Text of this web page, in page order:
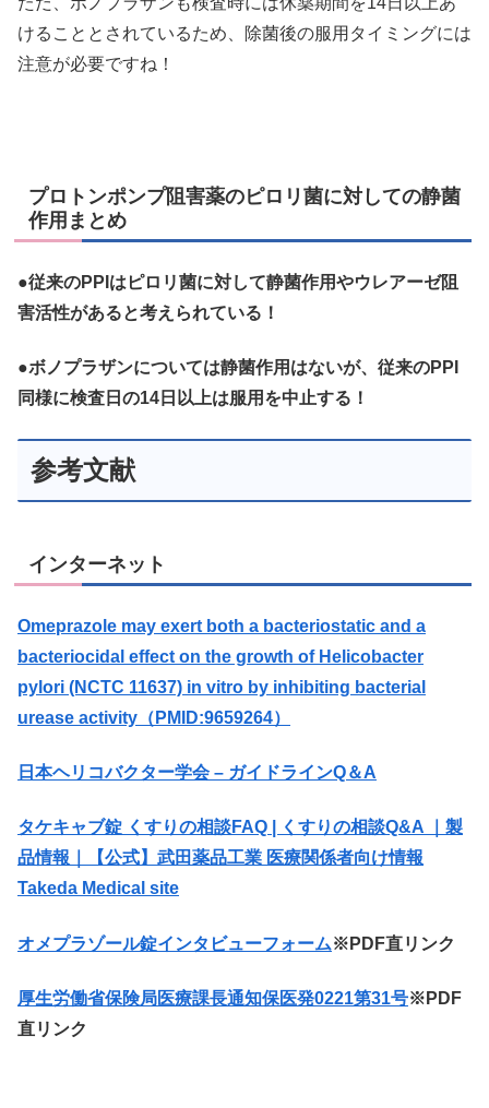
けることとされているため、除菌後の服用タイミングには
注意が必要ですね！
プロトンポンプ阻害薬のピロリ菌に対しての静菌
作用まとめ
●従来のPPIはピロリ菌に対して静菌作用やウレアーゼ阻
害活性があると考えられている！
●ボノプラザンについては静菌作用はないが、従来のPPI
同様に検査日の14日以上は服用を中止する！
参考文献
インターネット
Omeprazole may exert both a bacteriostatic and a
bacteriocidal effect on the growth of Helicobacter
pylori (NCTC 11637) in vitro by inhibiting bacterial
urease activity（PMID:9659264）
日本ヘリコバクター学会 – ガイドラインQ＆A
タケキャブ錠 くすりの相談FAQ | くすりの相談Q&A ｜製
品情報｜【公式】武田薬品工業 医療関係者向け情報
Takeda Medical site
オメプラゾール錠インタビューフォーム※PDF直リンク
厚生労働省保険局医療課長通知保医発0221第31号※PDF
直リンク